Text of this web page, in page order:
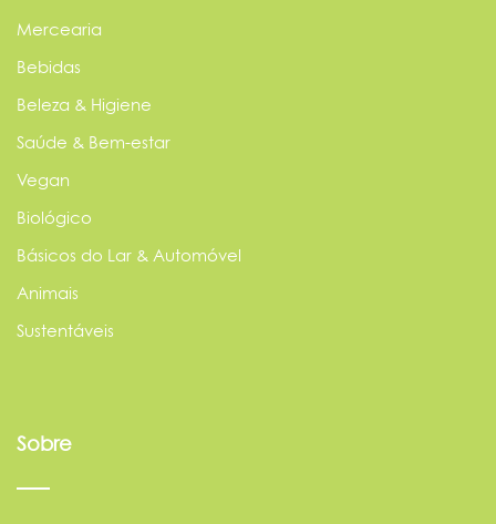
Mercearia
Bebidas
Beleza & Higiene
Saúde & Bem-estar
Vegan
Biológico
Básicos do Lar & Automóvel
Animais
Sustentáveis
Sobre